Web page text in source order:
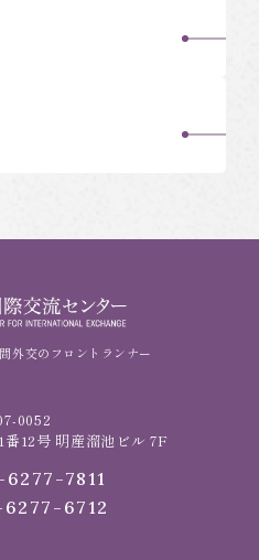
外交のフロントランナー
0052
12号 明産溜池ビル 7F
7811
6712